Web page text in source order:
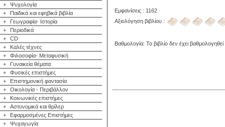
+
Ψυχολογία
+
Παιδικά και εφηβικά βιβλία
+
Γεωγραφία- Ιστορία
+
Περιοδικά
+
CD
+
Καλές τέχνες
+
Φιλοσοφία- Μεταφυσική
+
Γυναικεία θέματα
+
Φυσικές επιστήμες
+
Επιστημονική φαντασία
+
Οικολογία - Περιβάλλον
+
Κοινωνικές επιστήμες
+
Αστυνομικά και θρίλερ
+
Εφαρμοσμένες Επιστήμες
+
Ψυχαγωγία
Εμφανίσεις : 1162
Αξιολόγηση βιβλίου :
Βαθμολογία: Το βιβλίο δεν έχει